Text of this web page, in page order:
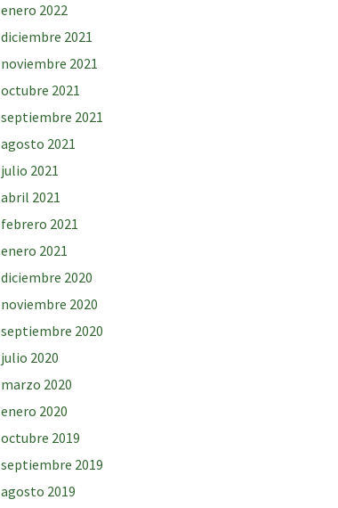
enero 2022
diciembre 2021
noviembre 2021
octubre 2021
septiembre 2021
agosto 2021
julio 2021
abril 2021
febrero 2021
enero 2021
diciembre 2020
noviembre 2020
septiembre 2020
julio 2020
marzo 2020
enero 2020
octubre 2019
septiembre 2019
agosto 2019